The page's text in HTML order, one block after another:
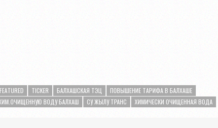
FEATURED TICKER БАЛХАШСКАЯ ТЭЦ
ПОВЫШЕНИЕ ТАРИФА В БАЛХАШЕ
ВОДУ БАЛХАШ
СУ ЖЫЛУ ТРАНС ХИМИЧЕСКИ ОЧИЩЕННАЯ ВОДА